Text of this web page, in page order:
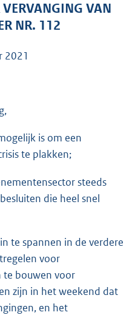
b
VAN
NR. 112
2021
is om een
te plakken;
steeds
die heel snel
te spannen in de verdere
voor
te bouwen voor
zijn in het weekend dat
en het